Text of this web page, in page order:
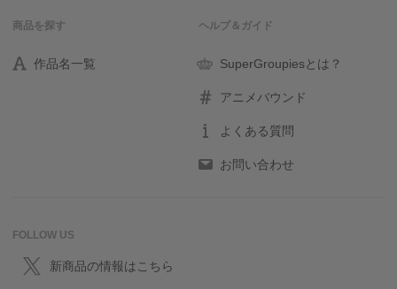
商品を探す
作品名一覧
ヘルプ＆ガイド
SuperGroupiesとは？
アニメバウンド
よくある質問
お問い合わせ
FOLLOW US
新商品の情報はこちら